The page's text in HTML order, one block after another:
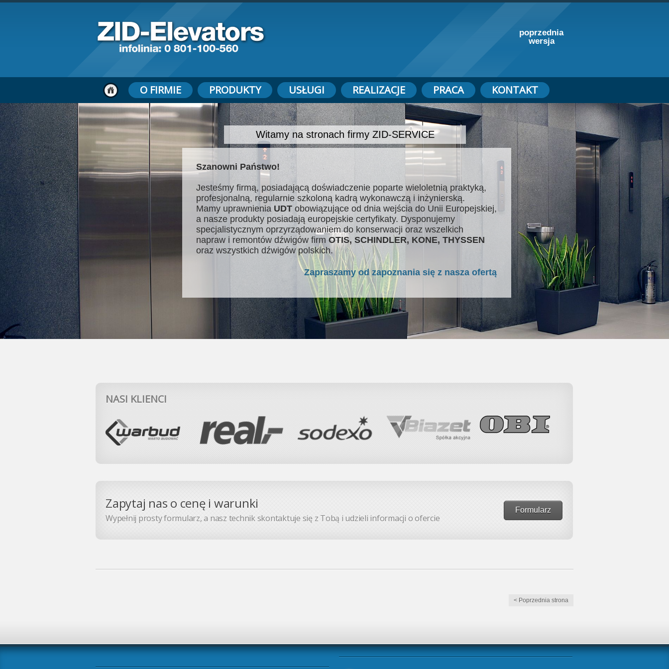
poprzednia
wersja
O FIRMIE PRODUKTY USŁUGI REALIZACJE PRACA KONTAKT
Witamy na stronach firmy ZID-SERVICE
Szanowni Państwo!
Jesteśmy firmą, posiadającą doświadczenie poparte wieloletnią praktyką,
profesjonalną, regularnie szkoloną kadrą wykonawczą i inżynierską.
Mamy uprawnienia UDT obowiązujące od dnia wejścia do Unii Europejskiej,
a nasze produkty posiadają europejskie certyfikaty. Dysponujemy
specjalistycznym oprzyrządowaniem do konserwacji oraz wszelkich
napraw i remontów dźwigów firmOTIS, SCHINDLER, KONE, THYSSEN
oraz wszystkich dźwigów polskich.
Zapraszamy od zapoznania się z nasza ofertą
NASI KLIENCI
Zapytaj nas o cenę i warunki
Wypełnij prosty formularz, a nasz technik skontaktuje się z Tobą i udzieli informacji o ofercie
Formularz
< Poprzednia strona